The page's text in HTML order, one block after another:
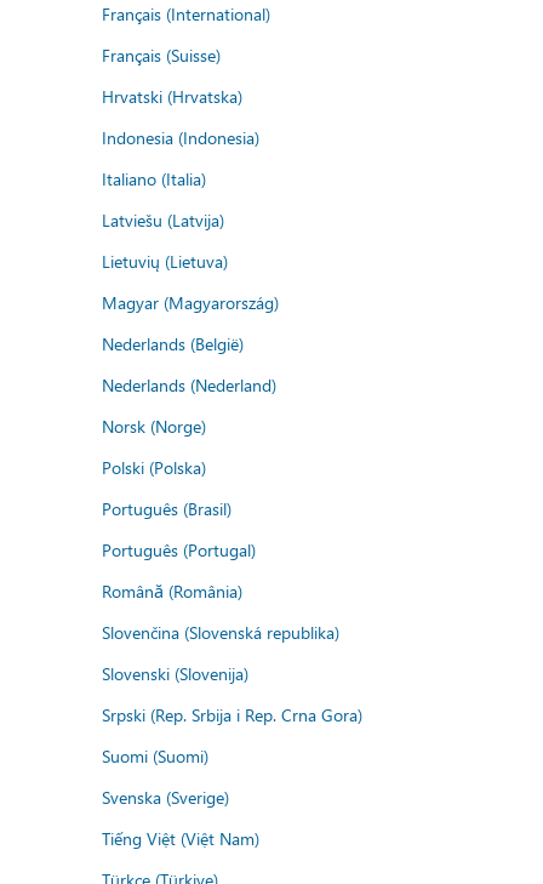
Français (International)
Français (Suisse)
Hrvatski (Hrvatska)
Indonesia (Indonesia)
Italiano (Italia)
Latviešu (Latvija)
Lietuvių (Lietuva)
Magyar (Magyarország)
Nederlands (België)
Nederlands (Nederland)
Norsk (Norge)
Polski (Polska)
Português (Brasil)
Português (Portugal)
Română (România)
Slovenčina (Slovenská republika)
Slovenski (Slovenija)
Srpski (Rep. Srbija i Rep. Crna Gora)
Suomi (Suomi)
Svenska (Sverige)
Tiếng Việt (Việt Nam)
Türkçe (Türkiye)